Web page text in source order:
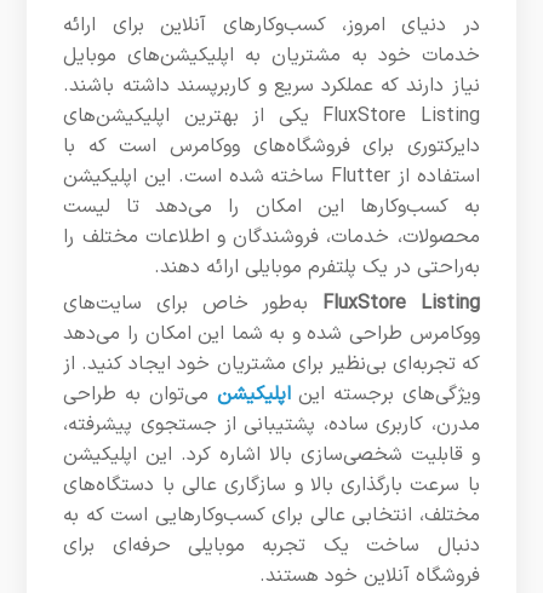
در دنیای امروز، کسب‌وکارهای آنلاین برای ارائه
خدمات خود به مشتریان به اپلیکیشن‌های موبایل
نیاز دارند که عملکرد سریع و کاربرپسند داشته باشند.
FluxStore Listing یکی از بهترین اپلیکیشن‌های
دایرکتوری برای فروشگاه‌های ووکامرس است که با
استفاده از Flutter ساخته شده است. این اپلیکیشن
به کسب‌وکارها این امکان را می‌دهد تا لیست
محصولات، خدمات، فروشندگان و اطلاعات مختلف را
به‌راحتی در یک پلتفرم موبایلی ارائه دهند.
FluxStore Listing به‌طور خاص برای سایت‌های
ووکامرس طراحی شده و به شما این امکان را می‌دهد
که تجربه‌ای بی‌نظیر برای مشتریان خود ایجاد کنید. از
ویژگی‌های برجسته ایناپلیکیشن می‌توان به طراحی
مدرن، کاربری ساده، پشتیبانی از جستجوی پیشرفته،
و قابلیت شخصی‌سازی بالا اشاره کرد. این اپلیکیشن
با سرعت بارگذاری بالا و سازگاری عالی با دستگاه‌های
مختلف، انتخابی عالی برای کسب‌وکارهایی است که به
دنبال ساخت یک تجربه موبایلی حرفه‌ای برای
فروشگاه آنلاین خود هستند.